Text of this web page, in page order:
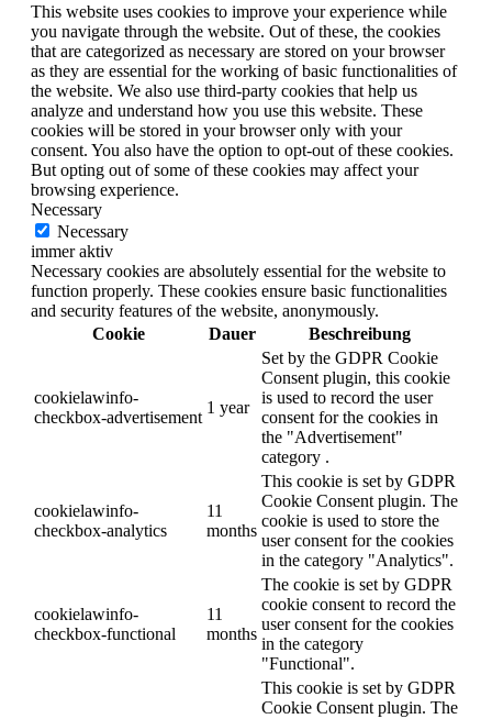
This website uses cookies to improve your experience while
you navigate through the website. Out of these, the cookies
that are categorized as necessary are stored on your browser
as they are essential for the working of basic functionalities of
the website. We also use third-party cookies that help us
analyze and understand how you use this website. These
cookies will be stored in your browser only with your
consent. You also have the option to opt-out of these cookies.
But opting out of some of these cookies may affect your
browsing experience.
Necessary
Necessary
immer aktiv
Necessary cookies are absolutely essential for the website to
function properly. These cookies ensure basic functionalities
and security features of the website, anonymously.
Cookie
Dauer Beschreibung
cookielawinfo-
checkbox-advertisement
1 year
Set by the GDPR Cookie
Consent plugin, this cookie
is used to record the user
consent for the cookies in
the "Advertisement"
category .
cookielawinfo-
checkbox-analytics
11
months
This cookie is set by GDPR
Cookie Consent plugin. The
cookie is used to store the
user consent for the cookies
in the category "Analytics".
cookielawinfo-
checkbox-functional
11
months
The cookie is set by GDPR
cookie consent to record the
user consent for the cookies
in the category
"Functional".
This cookie is set by GDPR
Cookie Consent plugin. The